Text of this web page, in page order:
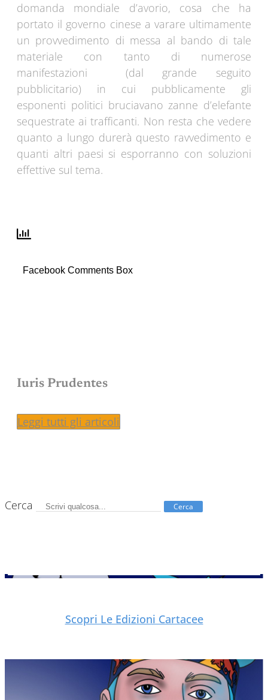
domanda mondiale d’avorio, cosa che ha
portato il governo cinese a varare ultimamente
un provvedimento di messa al bando di tale
materiale con tanto di numerose
manifestazioni (dal grande seguito
pubblicitario) in cui pubblicamente gli
esponenti politici bruciavano zanne d’elefante
sequestrate ai trafficanti. Non resta che vedere
quanto a lungo durerà questo ravvedimento e
quanti altri paesi si esporranno con soluzioni
effettive sul tema.
Facebook Comments Box
Iuris Prudentes
Leggi tutti gli articoli
Cerca Cerca
Scopri Le Edizioni Cartacee